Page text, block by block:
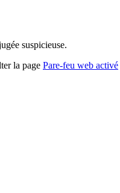
suspicieuse.
la page Pare-feu web activé